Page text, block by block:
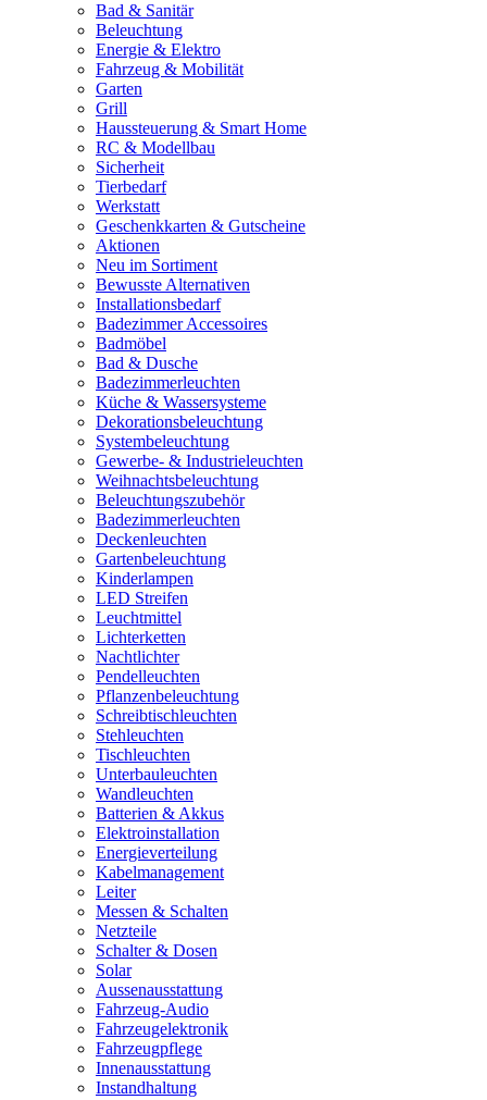
Bad & Sanitär
Beleuchtung
Energie & Elektro
Fahrzeug & Mobilität
Garten
Grill
Haussteuerung & Smart Home
RC & Modellbau
Sicherheit
Tierbedarf
Werkstatt
Geschenkkarten & Gutscheine
Aktionen
Neu im Sortiment
Bewusste Alternativen
Installationsbedarf
Badezimmer Accessoires
Badmöbel
Bad & Dusche
Badezimmerleuchten
Küche & Wassersysteme
Dekorationsbeleuchtung
Systembeleuchtung
Gewerbe- & Industrieleuchten
Weihnachtsbeleuchtung
Beleuchtungszubehör
Badezimmerleuchten
Deckenleuchten
Gartenbeleuchtung
Kinderlampen
LED Streifen
Leuchtmittel
Lichterketten
Nachtlichter
Pendelleuchten
Pflanzenbeleuchtung
Schreibtischleuchten
Stehleuchten
Tischleuchten
Unterbauleuchten
Wandleuchten
Batterien & Akkus
Elektroinstallation
Energieverteilung
Kabelmanagement
Leiter
Messen & Schalten
Netzteile
Schalter & Dosen
Solar
Aussenausstattung
Fahrzeug-Audio
Fahrzeugelektronik
Fahrzeugpflege
Innenausstattung
Instandhaltung